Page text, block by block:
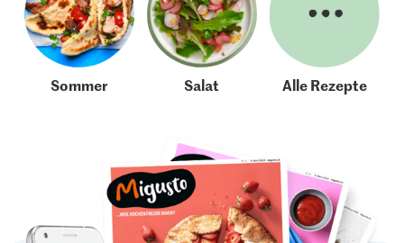
Sommer Salat Alle Rezepte